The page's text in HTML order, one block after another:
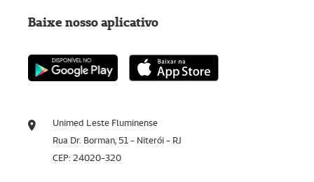
Unimed Leste Fluminense
Rua Dr. Borman, 51 - Niterói - RJ
CEP: 24020-320
Baixe nosso aplicativo